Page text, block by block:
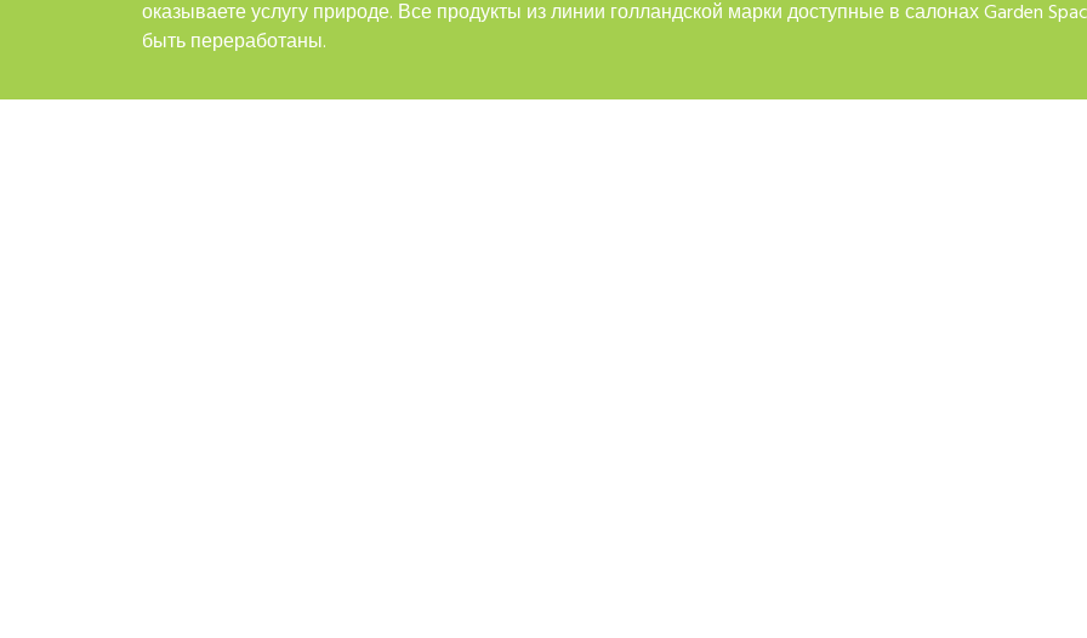
оказываете услугу природе. Все продукты из линии голландской марки доступные в салонах Garden
быть переработаны.